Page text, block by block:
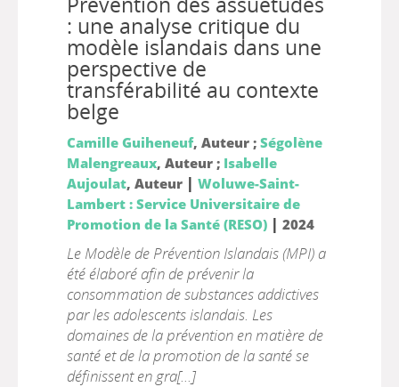
: une analyse critique du
modèle islandais dans une
perspective de
transférabilité au contexte
belge
Camille Guiheneuf, Auteur ; Ségolène
Malengreaux, Auteur ; Isabelle
Aujoulat, Auteur | Woluwe-Saint-
Lambert : Service Universitaire de
Promotion de la Santé (RESO)| 2024
Le Modèle de Prévention Islandais (MPI) a
été élaboré afin de prévenir la
consommation de substances addictives
par les adolescents islandais. Les
domaines de la prévention en matière de
santé et de la promotion de la santé se
définissent en gra[...]